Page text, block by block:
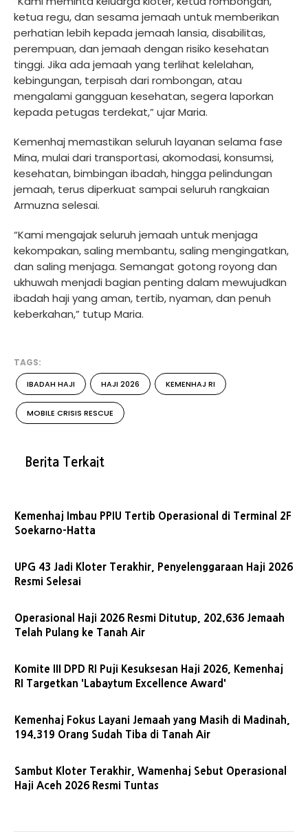
ketua regu, dan sesama jemaah untuk memberikan
perhatian lebih kepada jemaah lansia, disabilitas,
perempuan, dan jemaah dengan risiko kesehatan
tinggi. Jika ada jemaah yang terlihat kelelahan,
kebingungan, terpisah dari rombongan, atau
mengalami gangguan kesehatan, segera laporkan
kepada petugas terdekat,” ujar Maria.
Kemenhaj memastikan seluruh layanan selama fase
Mina, mulai dari transportasi, akomodasi, konsumsi,
kesehatan, bimbingan ibadah, hingga pelindungan
jemaah, terus diperkuat sampai seluruh rangkaian
Armuzna selesai.
“Kami mengajak seluruh jemaah untuk menjaga
kekompakan, saling membantu, saling mengingatkan,
dan saling menjaga. Semangat gotong royong dan
ukhuwah menjadi bagian penting dalam mewujudkan
ibadah haji yang aman, tertib, nyaman, dan penuh
keberkahan,” tutup Maria.
TAGS:
IBADAH HAJI HAJI 2026 KEMENHAJ RI
MOBILE CRISIS RESCUE
Berita Terkait
Kemenhaj Imbau PPIU Tertib Operasional di Terminal 2F
Soekarno-Hatta
UPG 43 Jadi Kloter Terakhir, Penyelenggaraan Haji 2026
Resmi Selesai
Operasional Haji 2026 Resmi Ditutup, 202.636 Jemaah
Telah Pulang ke Tanah Air
Komite III DPD RI Puji Kesuksesan Haji 2026, Kemenhaj
RI Targetkan 'Labaytum Excellence Award'
Kemenhaj Fokus Layani Jemaah yang Masih di Madinah,
194.319 Orang Sudah Tiba di Tanah Air
Sambut Kloter Terakhir, Wamenhaj Sebut Operasional
Haji Aceh 2026 Resmi Tuntas